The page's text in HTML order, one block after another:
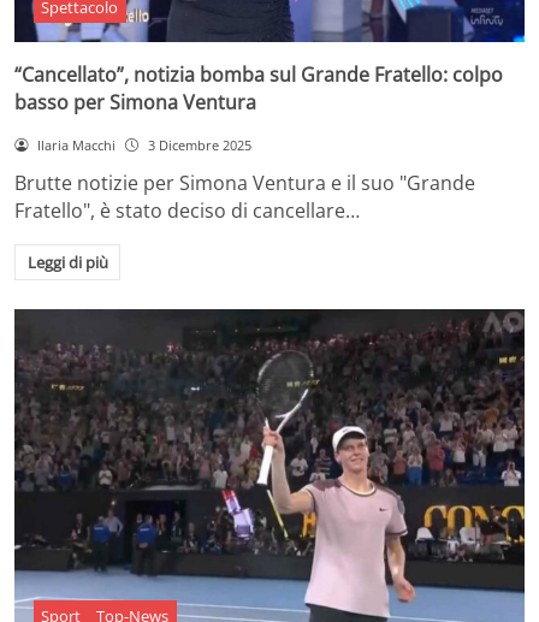
Spettacolo
“Cancellato”, notizia bomba sul Grande Fratello: colpo
basso per Simona Ventura
Ilaria Macchi 3 Dicembre 2025
Brutte notizie per Simona Ventura e il suo "Grande
Fratello", è stato deciso di cancellare…
Leggi di più
Sport Top-News